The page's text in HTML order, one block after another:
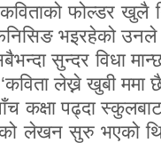
फोल्डर खुलै
भइरहेको उनले
सुन्दर विधा
लेख्ने खुबी ममा
कक्षा पढ्दा
लेखन सुरु भएको